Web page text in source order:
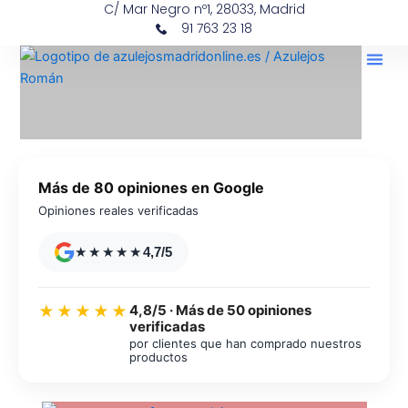
contenido
C/ Mar Negro nº1, 28033, Madrid
91 763 23 18
Más de 80 opiniones en Google
Opiniones reales verificadas
★★★★★4,7/5
★★★★★ 4,8/5 · Más de 50 opiniones
verificadas
por clientes que han comprado nuestros
productos